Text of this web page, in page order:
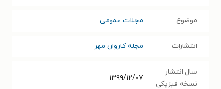
موضوع مجلات عمومی
انتشارات مجله کاروان مهر
سال انتشار
نسخه فیزیکی
۱۳۹۹/۱۲/۰۷